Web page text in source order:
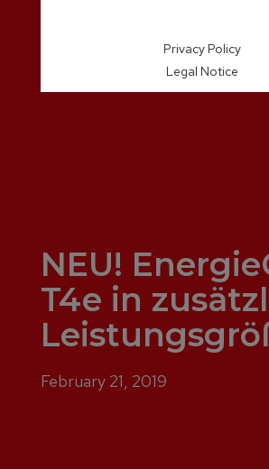
NEU!
T4e in
February 21, 2019
Privacy Policy
Legal Notice